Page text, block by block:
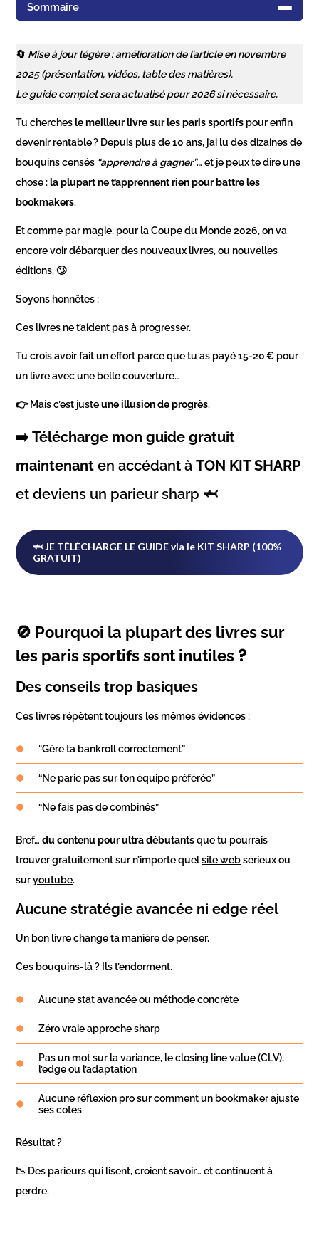
🔄 Mise à jour légère : amélioration de l’article en novembre
2025 (présentation, vidéos, table des matières).
Le guide complet sera actualisé pour 2026 si nécessaire.
Tu cherchesle meilleur livre sur les paris sportifs pour enfin
devenir rentable ? Depuis plus de 10 ans, j’ai lu des dizaines de
bouquins censés “apprendre à gagner”… et je peux te dire une
chose :la plupart ne t’apprennent rien pour battre les
bookmakers.
Et comme par magie, pour la Coupe du Monde 2026, on va
encore voir débarquer des nouveaux livres, ou nouvelles
éditions. 🙄
Soyons honnêtes :
Ces livres ne t’aident pas à progresser.
Tu crois avoir fait un effort parce que tu as payé 15-20 € pour
un livre avec une belle couverture…
👉 Mais c’est justeune illusion de progrès.
➡️Télécharge mon guide gratuit
maintenant en accédant àTON KIT SHARP
et deviens un parieur sharp 🦈
🦈 JE TÉLÉCHARGE LE GUIDE via le KIT SHARP (100%
GRATUIT)
🚫 Pourquoi la plupart des livres sur
les paris sportifs sont inutiles ?
Des conseils trop basiques
Ces livres répètent toujours les mêmes évidences :
“Gère ta bankroll correctement”
“Ne parie pas sur ton équipe préférée”
“Ne fais pas de combinés”
Bref…du contenu pour ultra débutantsque tu pourrais
trouver gratuitement sur n’importe quelsite websérieux ou
suryoutube.
Aucune stratégie avancée ni edge réel
Un bon livre change ta manière de penser.
Ces bouquins-là ? Ils t’endorment.
Aucune stat avancée ou méthode concrète
Zéro vraie approche sharp
Pas un mot sur la variance, le closing line value (CLV),
l’edge ou l’adaptation
Aucune réflexion pro sur comment un bookmaker ajuste
ses cotes
Résultat ?
📉 Des parieurs qui lisent, croient savoir… et continuent à
perdre.
Sommaire